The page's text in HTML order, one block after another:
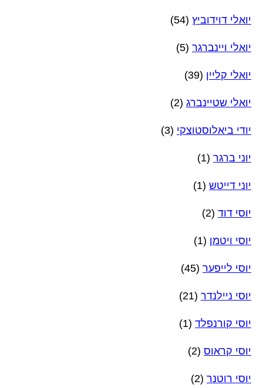
יואלי דוידוביץ (54)
יואלי ויינברגר (5)
יואלי קליין (39)
יואלי שטיינברג (2)
יודי ביאלוסטוצקי (3)
יוני ברגר (1)
יוני דייטש (1)
יוסי דוד (2)
יוסי ויטמן (1)
יוסי לייפער (45)
יוסי ניילנדר (21)
יוסי קורנפלד (1)
יוסי קראוס (2)
יוסי רוטנר (2)